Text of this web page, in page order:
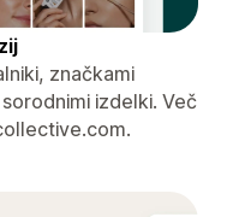
značkami
izdelki. Več